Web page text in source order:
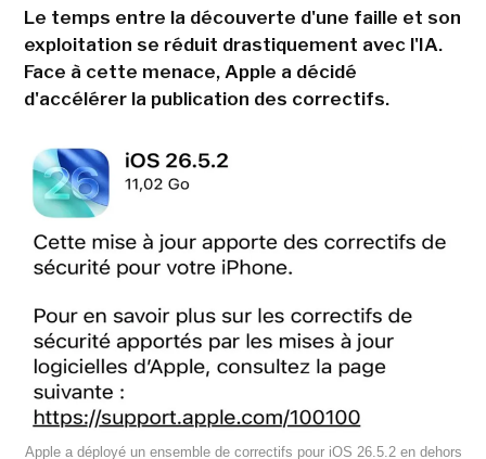
Le temps entre la découverte d'une faille et son
exploitation se réduit drastiquement avec l'IA.
Face à cette menace, Apple a décidé
d'accélérer la publication des correctifs.
Apple a déployé un ensemble de correctifs pour iOS 26.5.2 en dehors